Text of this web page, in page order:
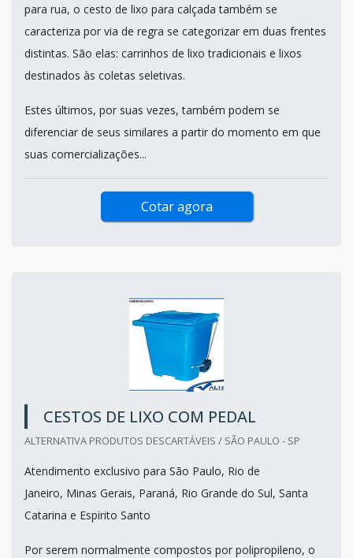
para rua, o cesto de lixo para calçada também se
caracteriza por via de regra se categorizar em duas frentes
distintas. São elas: carrinhos de lixo tradicionais e lixos
destinados às coletas seletivas.
Estes últimos, por suas vezes, também podem se
diferenciar de seus similares a partir do momento em que
suas comercializações...
Cotar agora
CESTOS DE LIXO COM PEDAL
ALTERNATIVA PRODUTOS DESCARTÁVEIS / SÃO PAULO - SP
Atendimento exclusivo para São Paulo, Rio de
Janeiro, Minas Gerais, Paraná, Rio Grande do Sul, Santa
Catarina e Espirito Santo
Por serem normalmente compostos por polipropileno, o